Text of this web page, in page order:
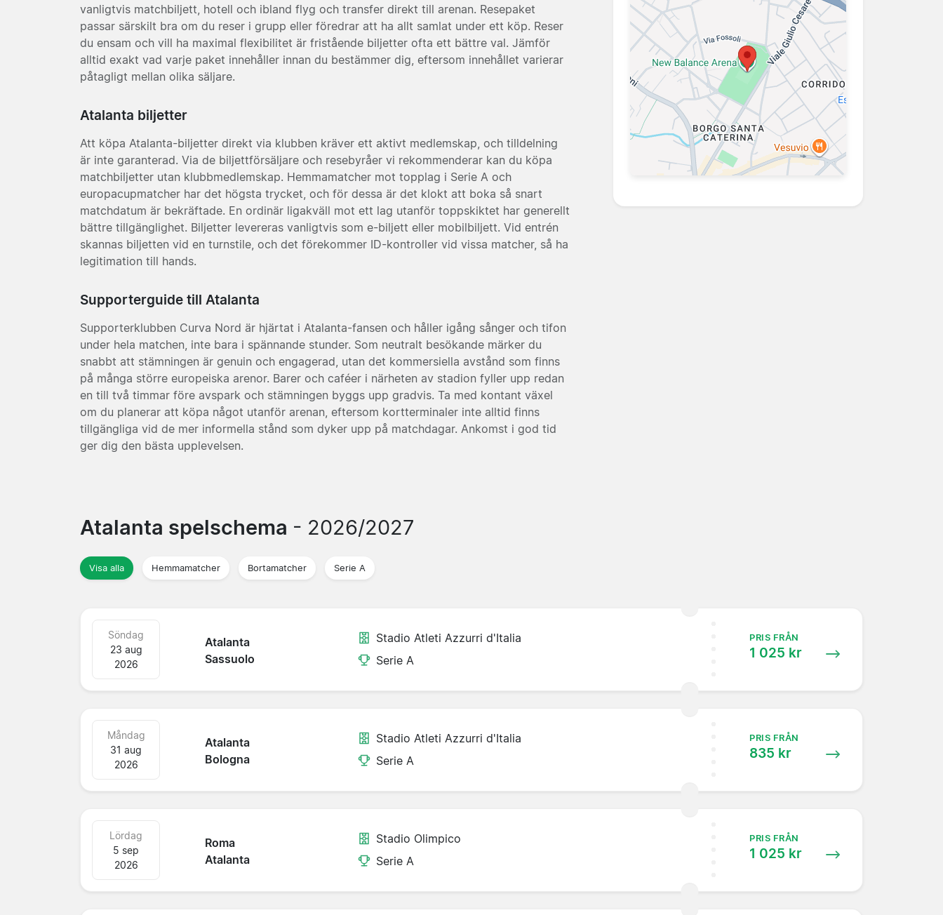
vanligtvis matchbiljett, hotell och ibland flyg och transfer direkt till arenan. Resepaket
passar särskilt bra om du reser i grupp eller föredrar att ha allt samlat under ett köp. Reser
du ensam och vill ha maximal flexibilitet är fristående biljetter ofta ett bättre val. Jämför
alltid exakt vad varje paket innehåller innan du bestämmer dig, eftersom innehållet varierar
påtagligt mellan olika säljare.
Atalanta biljetter
Att köpa Atalanta-biljetter direkt via klubben kräver ett aktivt medlemskap, och tilldelning
är inte garanterad. Via de biljettförsäljare och resebyråer vi rekommenderar kan du köpa
matchbiljetter utan klubbmedlemskap. Hemmamatcher mot topplag i Serie A och
europacupmatcher har det högsta trycket, och för dessa är det klokt att boka så snart
matchdatum är bekräftade. En ordinär ligakväll mot ett lag utanför toppskiktet har generellt
bättre tillgänglighet. Biljetter levereras vanligtvis som e-biljett eller mobilbiljett. Vid entrén
skannas biljetten vid en turnstile, och det förekommer ID-kontroller vid vissa matcher, så ha
legitimation till hands.
Supporterguide till Atalanta
Supporterklubben Curva Nord är hjärtat i Atalanta-fansen och håller igång sånger och tifon
under hela matchen, inte bara i spännande stunder. Som neutralt besökande märker du
snabbt att stämningen är genuin och engagerad, utan det kommersiella avstånd som finns
på många större europeiska arenor. Barer och caféer i närheten av stadion fyller upp redan
en till två timmar före avspark och stämningen byggs upp gradvis. Ta med kontant växel
om du planerar att köpa något utanför arenan, eftersom kortterminaler inte alltid finns
tillgängliga vid de mer informella stånd som dyker upp på matchdagar. Ankomst i god tid
ger dig den bästa upplevelsen.
Atalanta spelschema - 2026/2027
Visa alla Hemmamatcher Bortamatcher Serie A
Atalanta
Sassuolo
Söndag
23 aug
2026
Stadio Atleti Azzurri d'Italia
Serie A
PRIS FRÅN
1 025 kr
Atalanta
Bologna
Måndag
31 aug
2026
Stadio Atleti Azzurri d'Italia
Serie A
PRIS FRÅN
835 kr
Roma
Atalanta
Lördag
5 sep
2026
Stadio Olimpico
Serie A
PRIS FRÅN
1 025 kr